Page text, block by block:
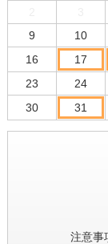
9
10
16
17
23
24
30
31
注意事